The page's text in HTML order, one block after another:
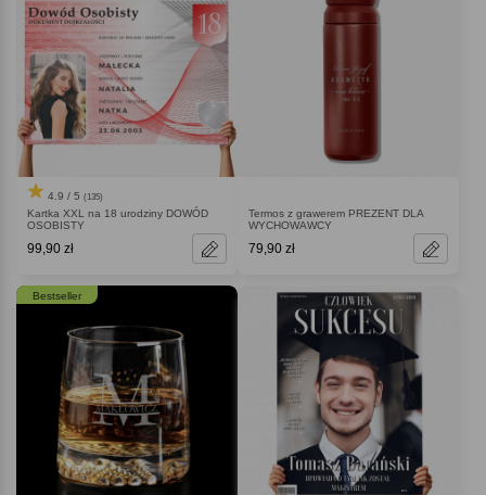
4.9 / 5 (135)
Kartka XXL na 18 urodziny DOWÓD
OSOBISTY
99,90 zł
Termos z grawerem PREZENT DLA
WYCHOWAWCY
79,90 zł
Bestseller